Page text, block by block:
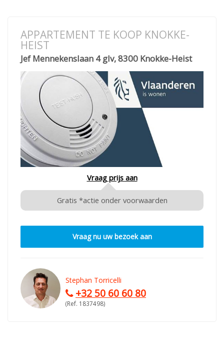
APPARTEMENT TE KOOP KNOKKE-
HEIST
Jef Mennekenslaan 4 glv, 8300 Knokke-Heist
Vraag prijs aan
Gratis *actie onder voorwaarden
Vraag nu uw bezoek aan
Stephan Torricelli
+32 50 60 60 80
(Ref. 1837498)